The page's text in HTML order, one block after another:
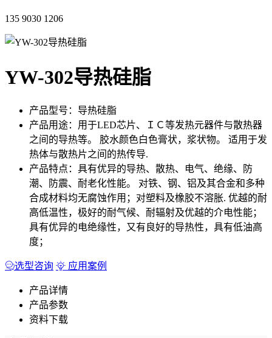
135 9030 1206
YW-302导热硅脂
产品型号： 导热硅脂
产品用途： 用于LED芯片、ＩＣ等发热元器件与散热器
之间的导热等。 胶水颜色白色膏状，浆状物。 适用于发
热体与散热片之间的热传导.
产品特点： 具有优异的导热、散热、电气、绝缘、防
潮、防震、耐老化性能。 对铁、钢、铝及其合金和多种
合成材料均无腐蚀作用；对塑料及橡胶不溶胀. 优越的耐
高低温性，极好的耐气候、耐辐射及优越的介电性能；
具有优异的电绝缘性，又有良好的导热性，具有低油高
度；
选型咨询 应用案例
产品详情
产品参数
资料下载